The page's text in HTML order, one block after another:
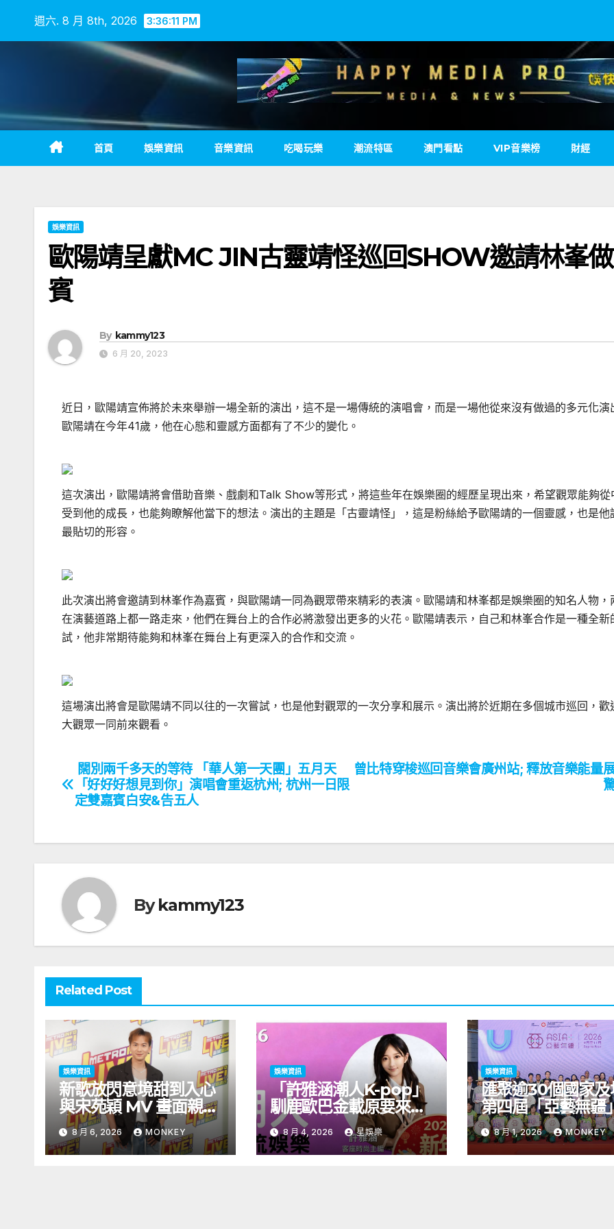
週六. 8 月 8th, 2026 3:36:12 PM
首頁 娛樂資訊 音樂資訊 吃喝玩樂 潮流特區 澳門看點 VIP音樂榜 財經
娛樂資訊
歐陽靖呈獻MC JIN古靈靖怪巡回SHOW邀請林峯
賓
By kammy123
6 月 20, 2023
近日，歐陽靖宣佈將於未來舉辦一場全新的演出，這不是一場傳統的演唱會，而是一場他從來沒有做過的多元化演
歐陽靖在今年41歲，他在心態和靈感方面都有了不少的變化。
這次演出，歐陽靖將會借助音樂、戲劇和Talk Show等形式，將這些年在娛樂圈的經歷呈現出來，希望觀眾能夠從
受到他的成長，也能夠瞭解他當下的想法。演出的主題是「古靈靖怪」，這是粉絲給予歐陽靖的一個靈感，也是他
最貼切的形容。
此次演出將會邀請到林峯作為嘉賓，與歐陽靖一同為觀眾帶來精彩的表演。歐陽靖和林峯都是娛樂圈的知名人物，
在演藝道路上都一路走來，他們在舞台上的合作必將激發出更多的火花。歐陽靖表示，自己和林峯合作是一種全新
試，他非常期待能夠和林峯在舞台上有更深入的合作和交流。
這場演出將會是歐陽靖不同以往的一次嘗試，也是他對觀眾的一次分享和展示。演出將於近期在多個城市巡回，歡
大觀眾一同前來觀看。
文
章
曾比特穿梭巡回音樂會廣州站; 釋放音樂能量
闊別兩千多天的等待 「華人第一天團」五月天
「好好好想見到你」演唱會重返杭州; 杭州一日限
定雙嘉賓白安&告五人
Bykammy123
Related Post
娛樂資訊
新歌放閃意境甜到入心
與宋苑穎 MV 畫面親暱
太太呷醋 周吉佩廣州一
日三場熱血 Busking
8 月 6, 2026 MONKEY
娛樂資訊
「許雅涵潮人K-pop」
馴鹿歐巴金載原要來台
北！青龍新人首場海外
見面會8/9開搶
8 月 4, 2026 星娛樂
娛樂資訊
匯聚逾30個國家及
第四屆「亞藝無疆
術節將於9至11月
開幕節目《三角演
音樂會演出陣容包
8 月 1, 2026 MONKEY